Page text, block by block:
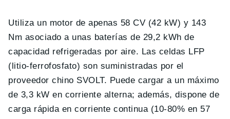
Utiliza un motor de apenas 58 CV (42 kW) y 143
Nm asociado a unas baterías de 29,2 kWh de
capacidad refrigeradas por aire. Las celdas LFP
(litio-ferrofosfato) son suministradas por el
proveedor chino SVOLT. Puede cargar a un máximo
de 3,3 kW en corriente alterna; además, dispone de
carga rápida en corriente continua (10-80% en 57